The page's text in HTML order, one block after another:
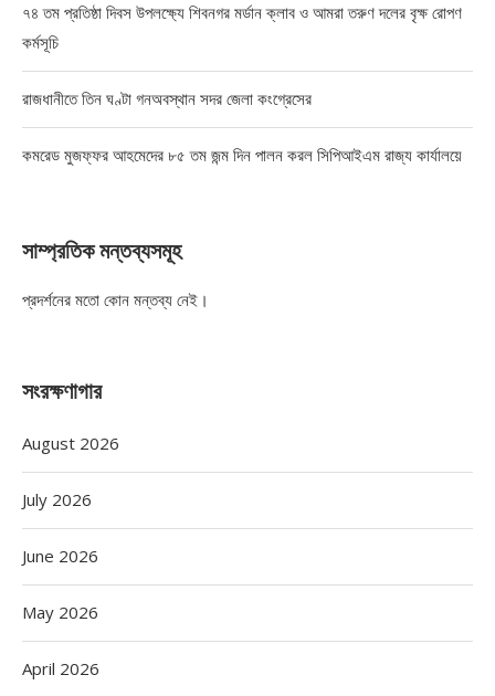
৭৪ তম প্রতিষ্ঠা দিবস উপলক্ষ্যে শিবনগর মর্ডান ক্লাব ও আমরা তরুণ দলের বৃক্ষ রোপণ
কর্মসূচি
রাজধানীতে তিন ঘণ্টা গনঅবস্থান সদর জেলা কংগ্রেসের
কমরেড মুজফ্ফর আহমেদের ৮৫ তম জন্ম দিন পালন করল সিপিআইএম রাজ্য কার্যালয়ে
সাম্প্রতিক মন্তব্যসমূহ
প্রদর্শনের মতো কোন মন্তব্য নেই।
সংরক্ষণাগার
August 2026
July 2026
June 2026
May 2026
April 2026